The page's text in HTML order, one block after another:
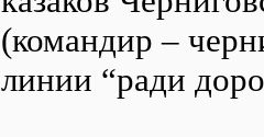
(командир –
линии “ради